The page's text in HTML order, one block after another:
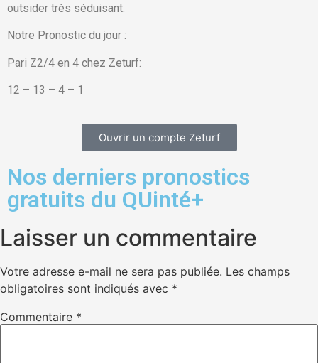
outsider très séduisant.
Notre Pronostic du jour :
Pari Z2/4 en 4 chez Zeturf:
12 – 13 – 4 – 1
Ouvrir un compte Zeturf
Nos derniers pronostics
gratuits du QUinté+
Laisser un commentaire
Votre adresse e-mail ne sera pas publiée. Les champs
obligatoires sont indiqués avec *
Commentaire *